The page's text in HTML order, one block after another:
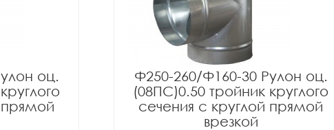
оц.
прямой
Ф250-260/Ф160-30 Рулон оц.
(08ПС)0.50 тройник круглого
сечения с круглой прямой
врезкой